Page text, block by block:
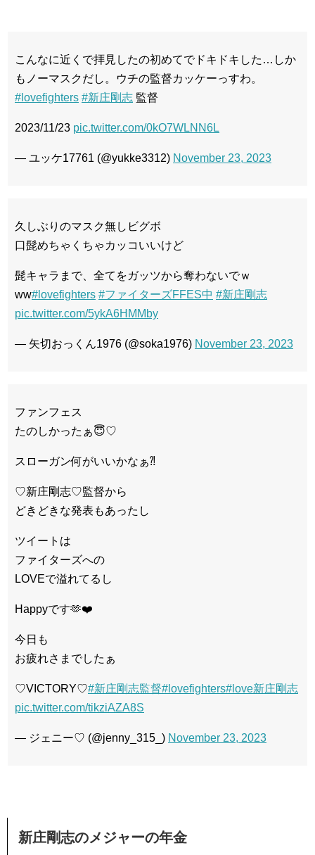
こんなに近くで拝見したの初めてでドキドキした…しか
もノーマスクだし。ウチの監督カッケーっすわ。
#lovefighters #新庄剛志 監督
2023/11/23 pic.twitter.com/0kO7WLNN6L
— ユッケ17761 (@yukke3312) November 23, 2023
久しぶりのマスク無しビグボ
口髭めちゃくちゃカッコいいけど
髭キャラまで、全てをガッツから奪わないでｗ
ww#lovefighters #ファイターズFFES中 #新庄剛志
pic.twitter.com/5ykA6HMMby
— 矢切おっくん1976 (@soka1976) November 23, 2023
ファンフェス
たのしかったぁ😇♡
スローガン何がいいかなぁ⁈
♡新庄剛志♡監督から
どきどきな発表もあったし
ツイートは
ファイターズへの
LOVEで溢れてるし
Happyです🫶❤️
今日も
お疲れさまでしたぁ
♡VICTORY♡#新庄剛志監督#lovefighters#love新庄剛志
pic.twitter.com/tikziAZA8S
— ジェニー♡ (@jenny_315_) November 23, 2023
新庄剛志のメジャーの年金